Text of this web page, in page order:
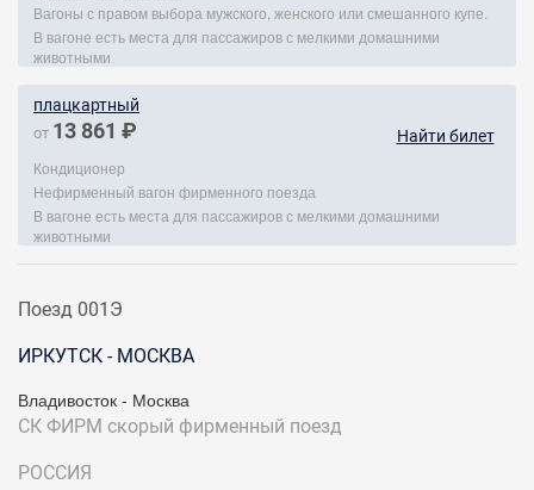
Вагоны с правом выбора мужского, женского или смешанного купе.
В вагоне есть места для пассажиров с мелкими домашними
животными
плацкартный
от 13 861 ₽ Найти билет
Кондиционер
Нефирменный вагон фирменного поезда
В вагоне есть места для пассажиров с мелкими домашними
животными
Поезд 001Э
ИРКУТСК - МОСКВА
Владивосток - Москва
СК ФИРМ скорый фирменный поезд
РОССИЯ